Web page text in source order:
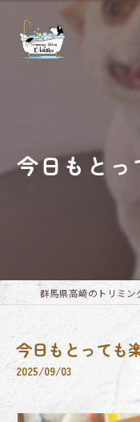
今日もとっ
今日もとっても
2025/09/03